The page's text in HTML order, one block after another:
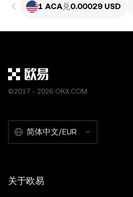
1 ACA兑0.00029 USD
©2017 - 2026 OKX.COM
简体中文/EUR
关于欧易